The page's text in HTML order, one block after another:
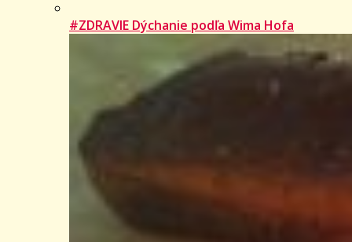
#ZDRAVIE Dýchanie podľa Wima Hofa